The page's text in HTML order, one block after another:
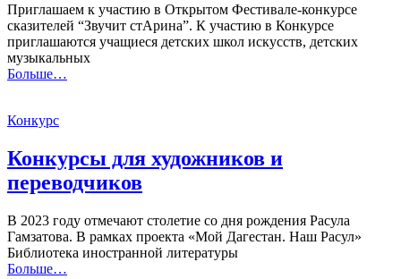
Приглашаем к участию в Открытом Фестивале-конкурсе
сказителей “Звучит стАрина”. К участию в Конкурсе
приглашаются учащиеся детских школ искусств, детских
музыкальных
Больше…
Конкурс
Конкурсы для художников и
переводчиков
В 2023 году отмечают столетие со дня рождения Расула
Гамзатова. В рамках проекта «Мой Дагестан. Наш Расул»
Библиотека иностранной литературы
Больше…